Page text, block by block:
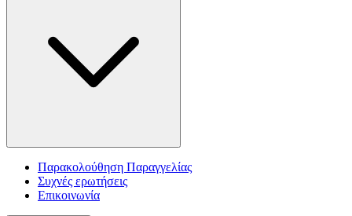
Παρακολούθηση Παραγγελίας
Συχνές ερωτήσεις
Επικοινωνία